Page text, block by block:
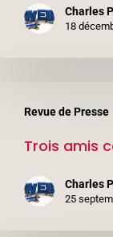
Charles
18
Revue de Presse
amis
condamnés
Trois amis
Charles
25